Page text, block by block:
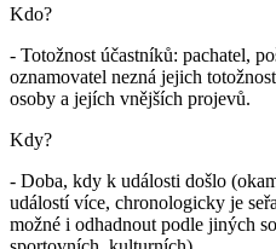
Kdo?
- Totožnost účastníků: pachatel,
oznamovatel nezná jejich
osoby a jejích vnějších projevů.
Kdy?
- Doba, kdy k události došlo
událostí více, chronologicky je
možné i odhadnout podle jiných